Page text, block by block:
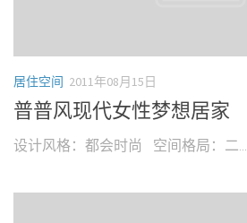
居住空间 2011年08月15日
普普风现代女性梦想居家
设计风格：都会时尚 空间格局：二...